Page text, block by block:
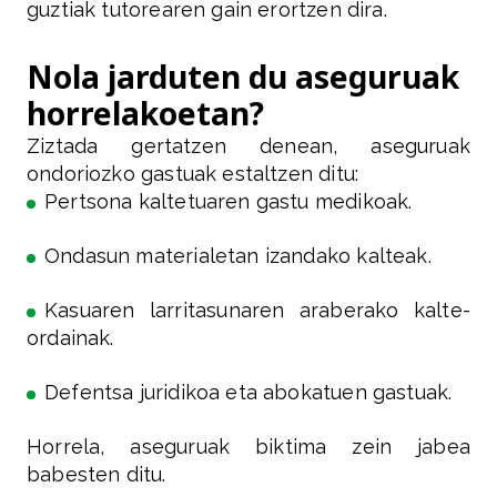
guztiak tutorearen gain erortzen dira.
Nola jarduten du aseguruak
horrelakoetan?
Ziztada gertatzen denean, aseguruak
ondoriozko gastuak estaltzen ditu:
Pertsona kaltetuaren gastu medikoak.
Ondasun materialetan izandako kalteak.
Kasuaren larritasunaren araberako kalte-
ordainak.
Defentsa juridikoa eta abokatuen gastuak.
Horrela, aseguruak biktima zein jabea
babesten ditu.